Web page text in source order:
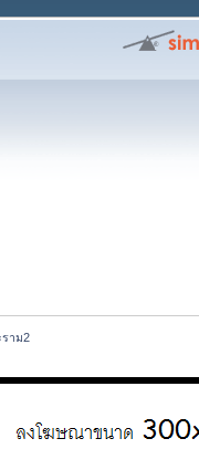
ราม2